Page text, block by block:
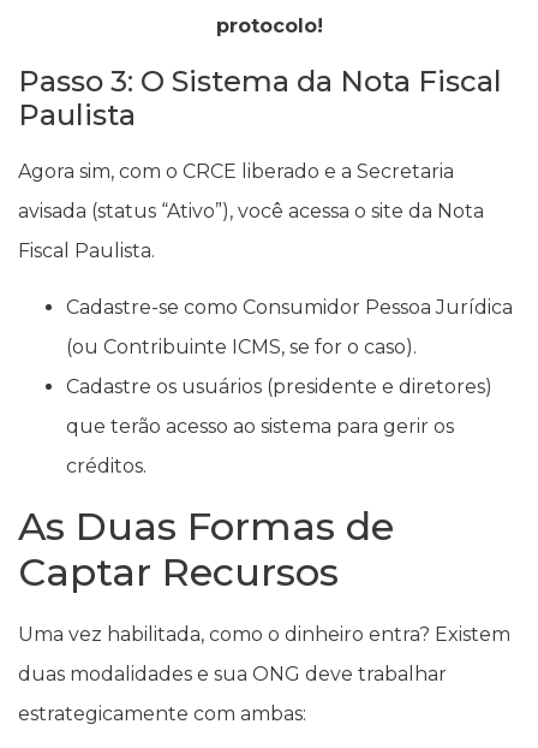
protocolo!
Passo 3: O Sistema da Nota Fiscal
Paulista
Agora sim, com o CRCE liberado e a Secretaria
avisada (status “Ativo”), você acessa o site da Nota
Fiscal Paulista.
Cadastre-se como Consumidor Pessoa Jurídica
(ou Contribuinte ICMS, se for o caso).
Cadastre os usuários (presidente e diretores)
que terão acesso ao sistema para gerir os
créditos.
As Duas Formas de
Captar Recursos
Uma vez habilitada, como o dinheiro entra? Existem
duas modalidades e sua ONG deve trabalhar
estrategicamente com ambas: